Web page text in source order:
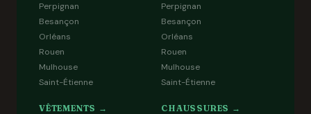
Perpignan
Besançon
Orléans
Rouen
Mulhouse
Saint-Étienne
Perpignan
Besançon
Orléans
Rouen
Mulhouse
Saint-Étienne
VÊTEMENTS → CHAUSSURES →